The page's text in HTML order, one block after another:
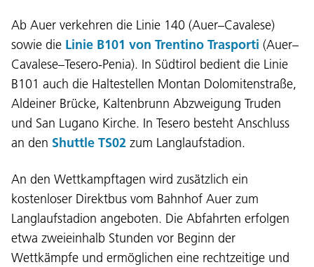
Ab Auer verkehren die Linie 140 (Auer–Cavalese)
sowie die Linie B101 von Trentino Trasporti (Auer–
Cavalese–Tesero-Penia). In Südtirol bedient die Linie
B101 auch die Haltestellen Montan Dolomitenstraße,
Aldeiner Brücke, Kaltenbrunn Abzweigung Truden
und San Lugano Kirche. In Tesero besteht Anschluss
an den Shuttle TS02 zum Langlaufstadion.
An den Wettkampftagen wird zusätzlich ein
kostenloser Direktbus vom Bahnhof Auer zum
Langlaufstadion angeboten. Die Abfahrten erfolgen
etwa zweieinhalb Stunden vor Beginn der
Wettkämpfe und ermöglichen eine rechtzeitige und